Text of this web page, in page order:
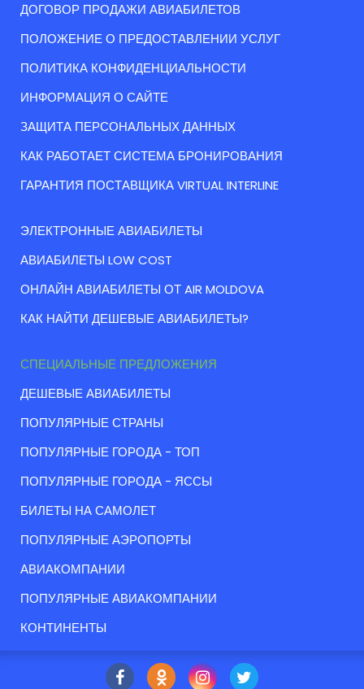
ДОГОВОР ПРОДАЖИ АВИАБИЛЕТОВ
ПОЛОЖЕНИЕ О ПРЕДОСТАВЛЕНИИ УСЛУГ
ПОЛИТИКА КОНФИДЕНЦИАЛЬНОСТИ
ИНФОРМАЦИЯ О САЙТЕ
ЗАЩИТА ПЕРСОНАЛЬНЫХ ДАННЫХ
КАК РАБОТАЕТ СИСТЕМА БРОНИРОВАНИЯ
ГАРАНТИЯ ПОСТАВЩИКА VIRTUAL INTERLINE
ЭЛЕКТРОННЫЕ АВИАБИЛЕТЫ
АВИАБИЛЕТЫ LOW COST
ОНЛАЙН АВИАБИЛЕТЫ ОТ AIR MOLDOVA
КАК НАЙТИ ДЕШЕВЫЕ АВИАБИЛЕТЫ?
СПЕЦИАЛЬНЫЕ ПРЕДЛОЖЕНИЯ
ДЕШЕВЫЕ АВИАБИЛЕТЫ
ПОПУЛЯРНЫЕ СТРАНЫ
ПОПУЛЯРНЫЕ ГОРОДА - ТОП
ПОПУЛЯРНЫЕ ГОРОДА - ЯССЫ
БИЛЕТЫ НА САМОЛЕТ
ПОПУЛЯРНЫЕ АЭРОПОРТЫ
АВИАКОМПАНИИ
ПОПУЛЯРНЫЕ АВИАКОМПАНИИ
КОНТИНЕНТЫ